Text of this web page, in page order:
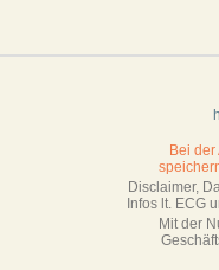
Bei
Disclaimer,
Infos lt. ECG
Mit der